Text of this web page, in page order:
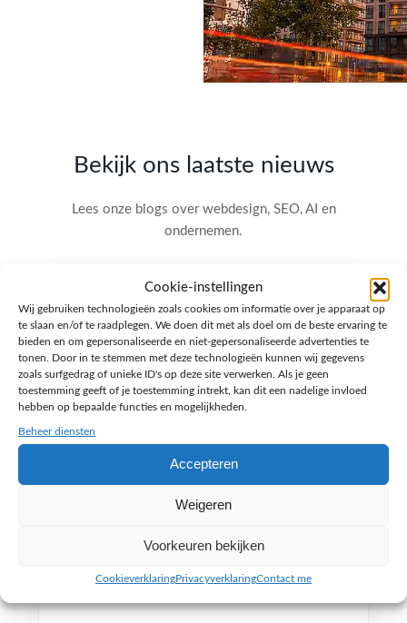
Cookie-instellingen
Wij gebruiken technologieën zoals cookies om informatie over je apparaat op
te slaan en/of te raadplegen. We doen dit met als doel om de beste ervaring te
bieden en om gepersonaliseerde en niet-gepersonaliseerde advertenties te
tonen. Door in te stemmen met deze technologieën kunnen wij gegevens
zoals surfgedrag of unieke ID's op deze site verwerken. Als je geen
toestemming geeft of je toestemming intrekt, kan dit een nadelige invloed
hebben op bepaalde functies en mogelijkheden.
Beheer diensten
Accepteren
Weigeren
Voorkeuren bekijken
CookieverklaringPrivacyverklaringContact me
Bekijk ons laatste nieuws
Lees onze blogs over webdesign, SEO, AI en
ondernemen.